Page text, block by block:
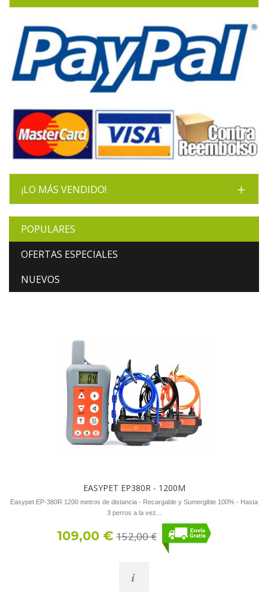
¡LO MÁS VENDIDO!
POPULARES
OFERTAS ESPECIALES
NUEVOS
EASYPET EP380R - 1200M
Easypet EP-380R 1200 metros de distancia - Recargable y Sumergible 100% - Hasta
3 perros a la vez...
109,00 € 152,00 €
i